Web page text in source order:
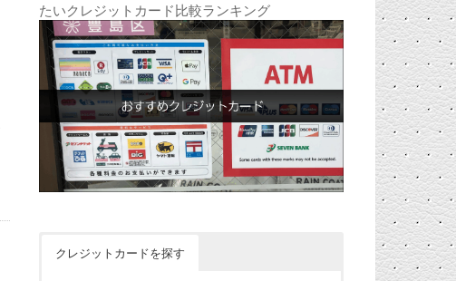
たいクレジットカード比較ランキング
クレジットカードを探す